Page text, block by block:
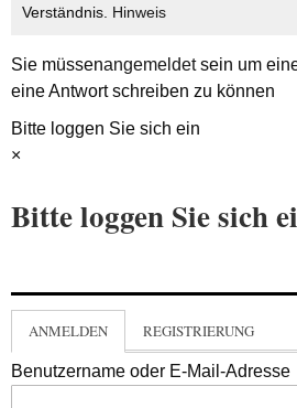
Verständnis. Hinweis
Sie müssenangemeldetsein um
eine Antwort schreiben zu können
Bitte loggen Sie sich ein
×
Bitte loggen Sie sich
ANMELDEN REGISTRIERUNG
Benutzername oder E-Mail-Adresse